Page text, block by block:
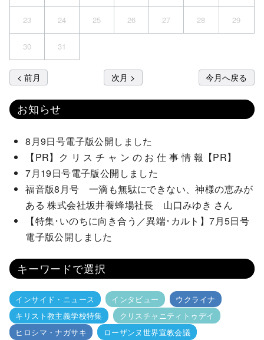
23 24 25 26 27 28 29
30 31
< 前月 次月 > 今月へ戻る
お知らせ
8月9日号電子版公開しました
【PR】ク リ ス チ ャ ン の お 仕 事 情 報【PR】
7月19日号電子版公開しました
福音版8月号 一滴も無駄にできない、神様の恵みが
ある 株式会社坂井養蜂場社長 山口みゆき さん
【特集･いのちに向き合う／異端･カルト】7月5日号
電子版公開しました
キーワードで選択
インサイド・ニュース インタビュー
ウクライナ
キリスト教主義学校特集
クリスチャニティトゥデイ
ヒロシマ・ナガサキ
ローザンヌ世界宣教会議